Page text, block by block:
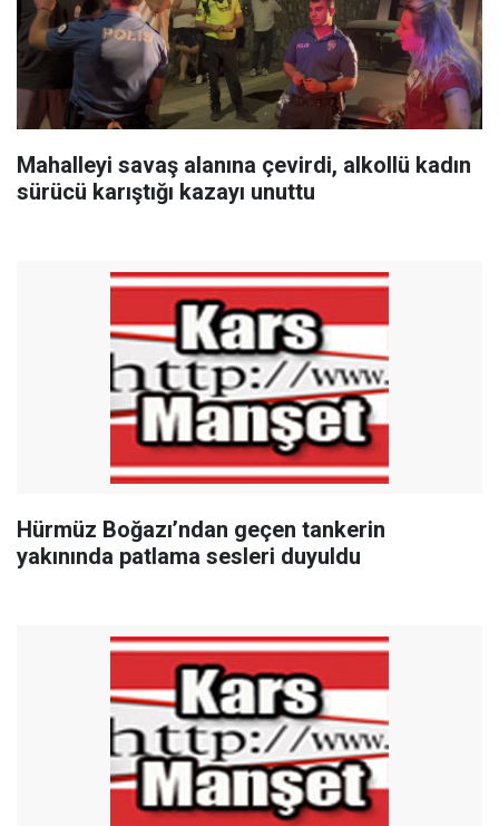
Mahalleyi savaş alanına çevirdi, alkollü kadın
sürücü karıştığı kazayı unuttu
Hürmüz Boğazı’ndan geçen tankerin
yakınında patlama sesleri duyuldu